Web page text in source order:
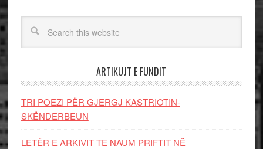
ARTIKUJT E FUNDIT
TRI POEZI PËR GJERGJ KASTRIOTIN-
SKËNDERBEUN
LETËR E ARKIVIT TE NAUM PRIFTIT NË